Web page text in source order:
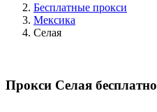
Бесплатные прокси
Мексика
Селая
Прокси Селая бесплатно